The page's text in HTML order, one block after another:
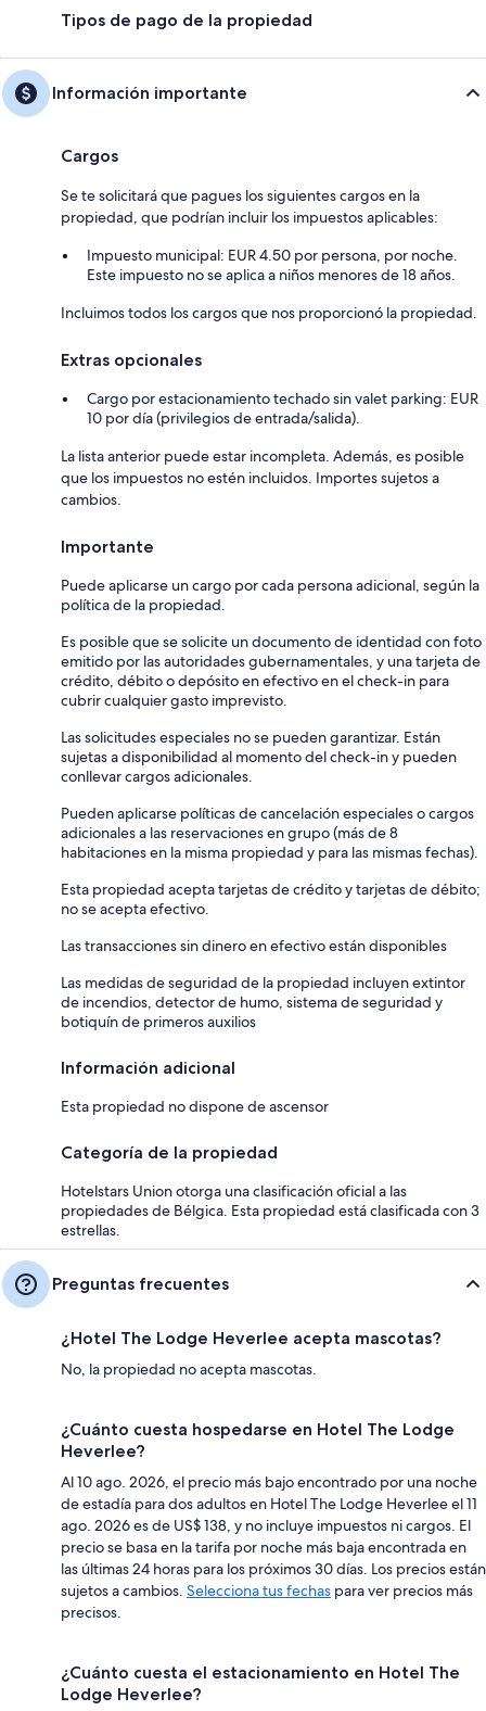
Tipos de pago de la propiedad
Información importante
Cargos
Se te solicitará que pagues los siguientes cargos en la
propiedad, que podrían incluir los impuestos aplicables:
Impuesto municipal: EUR 4.50 por persona, por noche.
Este impuesto no se aplica a niños menores de 18 años.
Incluimos todos los cargos que nos proporcionó la propiedad.
Extras opcionales
Cargo por estacionamiento techado sin valet parking: EUR
10 por día (privilegios de entrada/salida).
La lista anterior puede estar incompleta. Además, es posible
que los impuestos no estén incluidos. Importes sujetos a
cambios.
Importante
Puede aplicarse un cargo por cada persona adicional, según la
política de la propiedad.
Es posible que se solicite un documento de identidad con foto
emitido por las autoridades gubernamentales, y una tarjeta de
crédito, débito o depósito en efectivo en el check-in para
cubrir cualquier gasto imprevisto.
Las solicitudes especiales no se pueden garantizar. Están
sujetas a disponibilidad al momento del check-in y pueden
conllevar cargos adicionales.
Pueden aplicarse políticas de cancelación especiales o cargos
adicionales a las reservaciones en grupo (más de 8
habitaciones en la misma propiedad y para las mismas fechas).
Esta propiedad acepta tarjetas de crédito y tarjetas de débito;
no se acepta efectivo.
Las transacciones sin dinero en efectivo están disponibles
Las medidas de seguridad de la propiedad incluyen extintor
de incendios, detector de humo, sistema de seguridad y
botiquín de primeros auxilios
Información adicional
Esta propiedad no dispone de ascensor
Categoría de la propiedad
Hotelstars Union otorga una clasificación oficial a las
propiedades de Bélgica. Esta propiedad está clasificada con 3
estrellas.
Preguntas frecuentes
¿Hotel The Lodge Heverlee acepta mascotas?
No, la propiedad no acepta mascotas.
¿Cuánto cuesta hospedarse en Hotel The Lodge
Heverlee?
Al 10 ago. 2026, el precio más bajo encontrado por una noche
de estadía para dos adultos en Hotel The Lodge Heverlee el 11
ago. 2026 es de US$ 138, y no incluye impuestos ni cargos. El
precio se basa en la tarifa por noche más baja encontrada en
las últimas 24 horas para los próximos 30 días. Los precios están
sujetos a cambios. Selecciona tus fechas para ver precios más
precisos.
¿Cuánto cuesta el estacionamiento en Hotel The
Lodge Heverlee?